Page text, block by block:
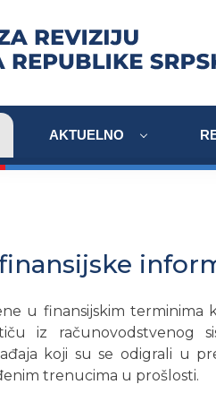
AKTUELNO
u finansijskim
iz računovodstvenog
koji su se odigrali u
trenucima u prošlosti.